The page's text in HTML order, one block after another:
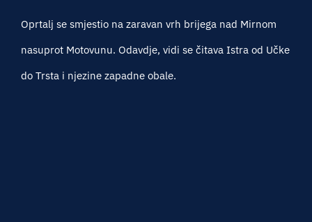
Oprtalj se smjestio na zaravan vrh brijega nad Mirnom
nasuprot Motovunu. Odavdje, vidi se čitava Istra od Učke
do Trsta i njezine zapadne obale.